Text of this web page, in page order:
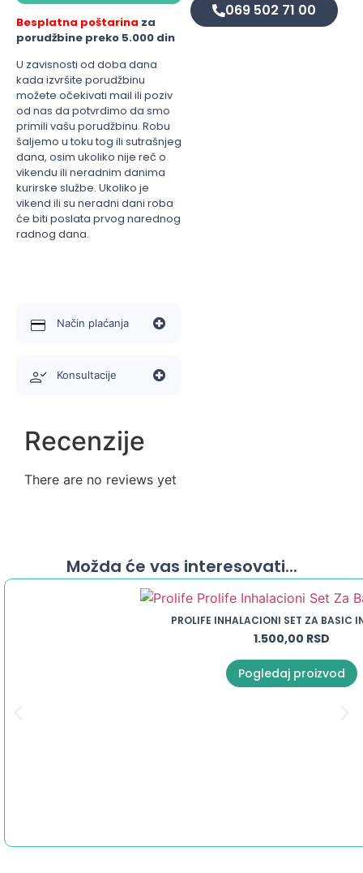
Besplatna poštarina za
porudžbine preko 5.000 din
U zavisnosti od doba dana
kada izvršite porudžbinu
možete očekivati mail ili poziv
od nas da potvrdimo da smo
primili vašu porudžbinu. Robu
šaljemo u toku tog ili sutrašnjeg
dana, osim ukoliko nije reč o
vikendu ili neradnim danima
kurirske službe. Ukoliko je
vikend ili su neradni dani roba
će biti poslata prvog narednog
radnog dana.
Način plaćanja
Konsultacije
069 502 71 00
Recenzije
There are no reviews yet
Možda će vas interesovati...
PROLIFE INHALACIONI SET ZA BASIC
1.500,00 RSD
Pogledaj proizvod